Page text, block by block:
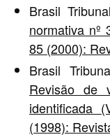
Brasil
normativa nº
85 (2000):
Brasil
Revisão de
identificada
(1998):